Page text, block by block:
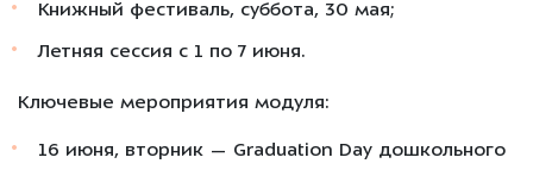
Книжный фестиваль, суббота, 30 мая;
Летняя сессия с 1 по 7 июня.
Ключевые мероприятия модуля:
16 июня, вторник — Graduation Day дошкольного